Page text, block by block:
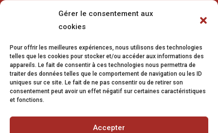
Gérer le consentement aux
cookies
Pour offrir les meilleures expériences, nous utilisons des technologies
telles que les cookies pour stocker et/ou accéder aux informations des
appareils. Le fait de consentir à ces technologies nous permettra de
traiter des données telles que le comportement de navigation ou les ID
uniques sur ce site. Le fait de ne pas consentir ou de retirer son
consentement peut avoir un effet négatif sur certaines caractéristiques
et fonctions.
Accepter
079 337 66 42
eaux@vetroz.ch
Travaux publics
079 213 92 08